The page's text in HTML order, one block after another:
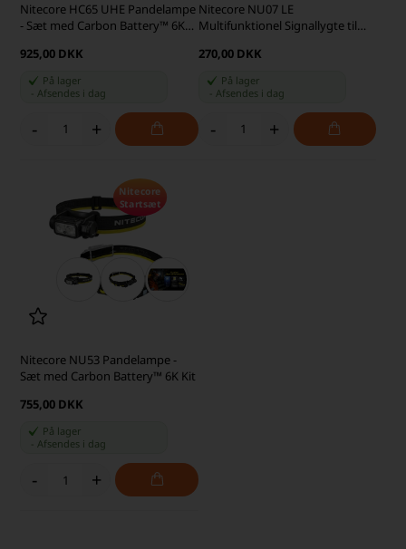
Nitecore HC65 UHE Pandelampe
- Sæt med Carbon Battery™ 6K
925,00 DKK
På lager
Afsendes i dag
- +
Nitecore NU07 LE
Multifunktionel Signallygte til
270,00 DKK
På lager
Afsendes i dag
- +
Nitecore
Startsæt
Nitecore NU53 Pandelampe -
Sæt med Carbon Battery™ 6K Kit
755,00 DKK
På lager
-Afsendes i dag
- +